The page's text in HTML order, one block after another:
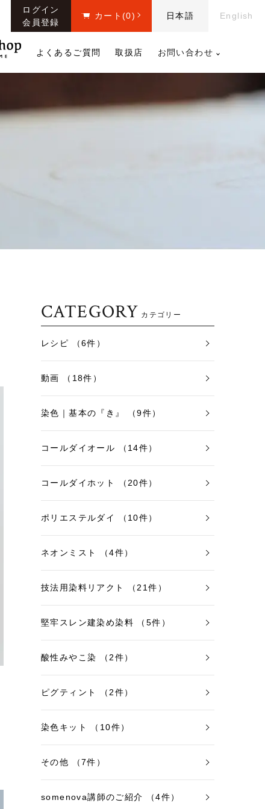
ログイン
会員登録
カート (0) 日本語 English
よくあるご質問 取扱店 お問い合わせ
CATEGORY カテゴリー
レシピ （6件）
動画 （18件）
染色｜基本の『き』 （9件）
コールダイオール （14件）
コールダイホット （20件）
ポリエステルダイ （10件）
ネオンミスト （4件）
技法用染料リアクト （21件）
堅牢スレン建染め染料 （5件）
酸性みやこ染 （2件）
ピグティント （2件）
染色キット （10件）
その他 （7件）
somenova講師のご紹介 （4件）